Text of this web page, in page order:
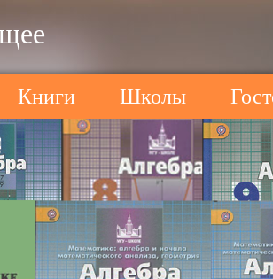
Книги Школы